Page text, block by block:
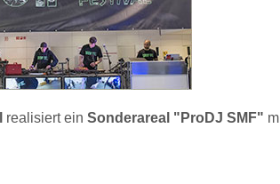
realisiert ein Sonderareal "ProDJ SMF"